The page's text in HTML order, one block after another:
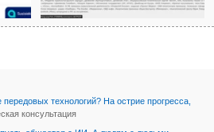
технологий? На острие прогресса,
консультация